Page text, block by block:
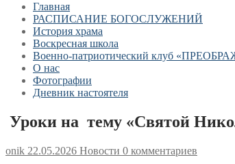
Главная
РАСПИСАНИЕ БОГОСЛУЖЕНИЙ
История храма
Воскресная школа
Военно-патриотический клуб
О нас
Фотографии
Дневник настоятеля
Уроки на тему «Святой
onik 22.05.2026 Новости 0 комментариев